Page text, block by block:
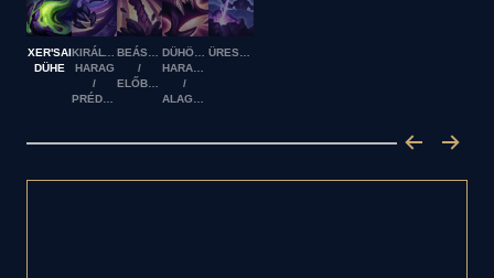
XER'SAI
DÜHE
KIRÁLYNŐI
HARAG
/
BEÁSÁS
/
DÜHÖDT
HARAPÁS
/